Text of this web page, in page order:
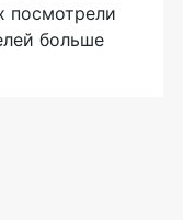
посмотрели
больше